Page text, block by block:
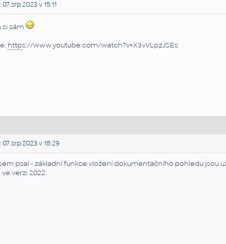
v 15:11
sám
https://www.youtube.com/watch?v=X3vVLpzJSEs
v 18:29
psal - základní funkce vložení dokumentačního pohledu jsou
verzi 2022.